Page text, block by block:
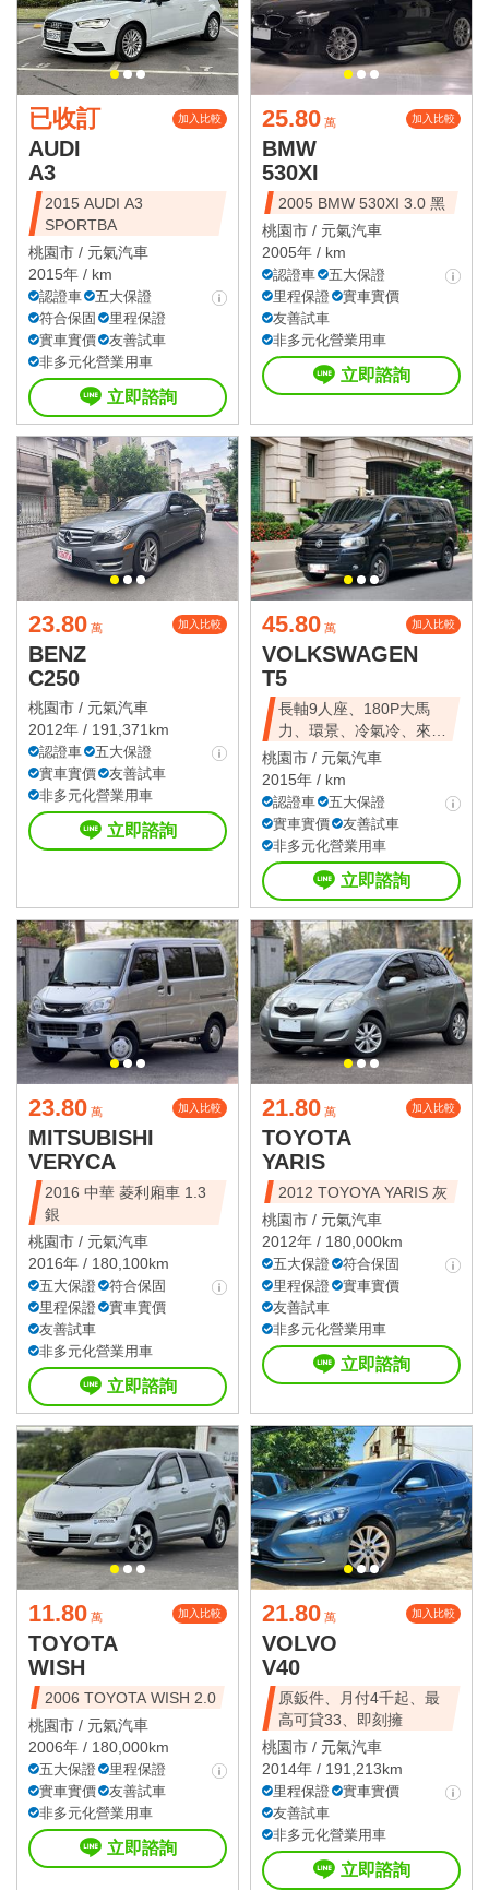
已收訂 加入比較
AUDI
A3
2015 AUDI A3
SPORTBA
桃園市 / 元氣汽車
2015年 / km
認證車
五大保證
符合保固
里程保證
實車實價
友善試車
非多元化營業用車
立即諮詢
25.80 萬 加入比較
BMW
530XI
2005 BMW 530XI 3.0 黑
桃園市 / 元氣汽車
2005年 / km
認證車
五大保證
里程保證
實車實價
友善試車
非多元化營業用車
立即諮詢
23.80 萬 加入比較
BENZ
C250
桃園市 / 元氣汽車
2012年 / 191,371km
認證車
五大保證
實車實價
友善試車
非多元化營業用車
立即諮詢
45.80 萬 加入比較
VOLKSWAGEN
T5
長軸9人座、180P大馬
力、環景、冷氣冷、來店
再優惠~
桃園市 / 元氣汽車
2015年 / km
認證車
五大保證
實車實價
友善試車
非多元化營業用車
立即諮詢
23.80 萬 加入比較
MITSUBISHI
VERYCA
2016 中華 菱利廂車 1.3
銀
桃園市 / 元氣汽車
2016年 / 180,100km
五大保證
符合保固
里程保證
實車實價
友善試車
非多元化營業用車
立即諮詢
21.80 萬 加入比較
TOYOTA
YARIS
2012 TOYOYA YARIS 灰
桃園市 / 元氣汽車
2012年 / 180,000km
五大保證
符合保固
里程保證
實車實價
友善試車
非多元化營業用車
立即諮詢
11.80 萬 加入比較
TOYOTA
WISH
2006 TOYOTA WISH 2.0
桃園市 / 元氣汽車
2006年 / 180,000km
五大保證
里程保證
實車實價
友善試車
非多元化營業用車
立即諮詢
21.80 萬 加入比較
VOLVO
V40
原鈑件、月付4千起、最
高可貸33、即刻擁
桃園市 / 元氣汽車
2014年 / 191,213km
里程保證
實車實價
友善試車
非多元化營業用車
立即諮詢